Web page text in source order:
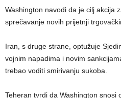
Washington navodi da je cilj akcija
sprečavanje novih prijetnji
Iran, s druge strane, optužuje
vojnim napadima i novim
trebao voditi smirivanju sukoba.
Teheran tvrdi da Washington snosi